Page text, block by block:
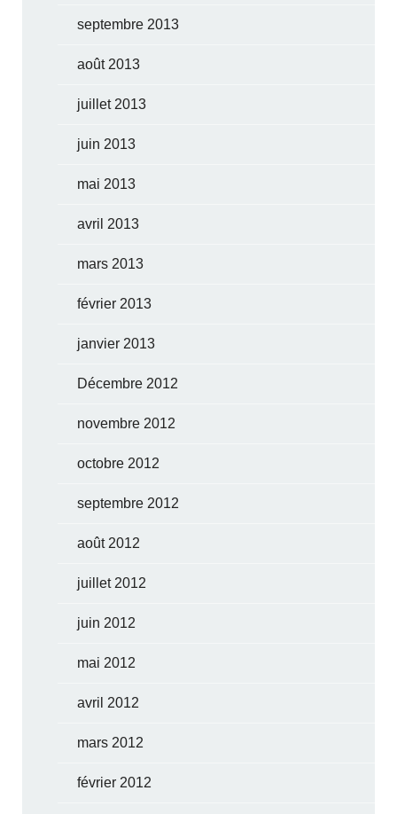
septembre 2013
août 2013
juillet 2013
juin 2013
mai 2013
avril 2013
mars 2013
février 2013
janvier 2013
Décembre 2012
novembre 2012
octobre 2012
septembre 2012
août 2012
juillet 2012
juin 2012
mai 2012
avril 2012
mars 2012
février 2012